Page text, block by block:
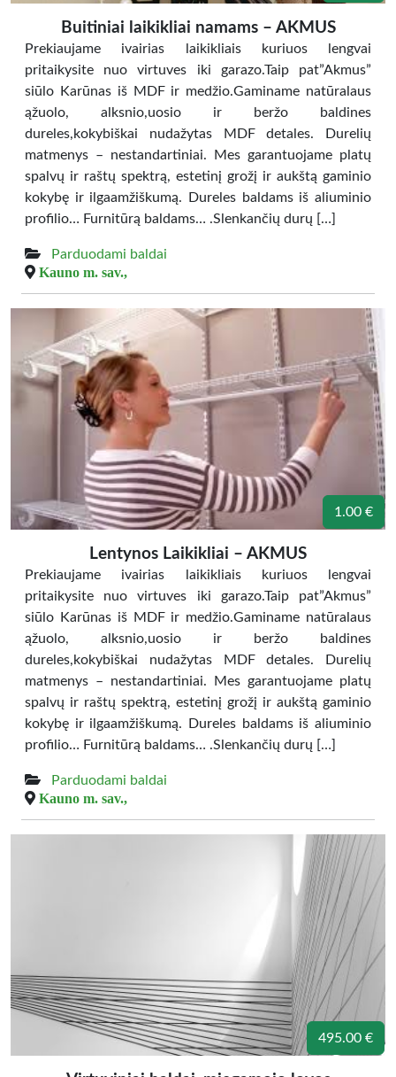
Buitiniai laikikliai namams – AKMUS
Prekiaujame ivairias laikikliais kuriuos lengvai
pritaikysite nuo virtuves iki garazo.Taip pat”Akmus”
siūlo Karūnas iš MDF ir medžio.Gaminame natūralaus
ąžuolo, alksnio,uosio ir beržo baldines
dureles,kokybiškai nudažytas MDF detales. Durelių
matmenys – nestandartiniai. Mes garantuojame platų
spalvų ir raštų spektrą, estetinį grožį ir aukštą gaminio
kokybę ir ilgaamžiškumą. Dureles baldams iš aliuminio
profilio… Furnitūrą baldams… .Slenkančių durų […]
Parduodami baldai
Kauno m. sav.,
1.00 €
Lentynos Laikikliai – AKMUS
Prekiaujame ivairias laikikliais kuriuos lengvai
pritaikysite nuo virtuves iki garazo.Taip pat”Akmus”
siūlo Karūnas iš MDF ir medžio.Gaminame natūralaus
ąžuolo, alksnio,uosio ir beržo baldines
dureles,kokybiškai nudažytas MDF detales. Durelių
matmenys – nestandartiniai. Mes garantuojame platų
spalvų ir raštų spektrą, estetinį grožį ir aukštą gaminio
kokybę ir ilgaamžiškumą. Dureles baldams iš aliuminio
profilio… Furnitūrą baldams… .Slenkančių durų […]
Parduodami baldai
Kauno m. sav.,
495.00 €